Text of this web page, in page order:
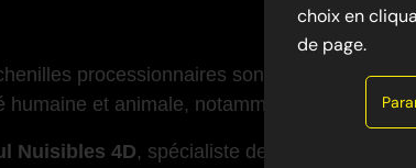
processionnaires sont des nuisibles
humaine et animale, notamment à cause de
Nuisibles 4D, spécialiste de la lutte contre
choix en
de page.